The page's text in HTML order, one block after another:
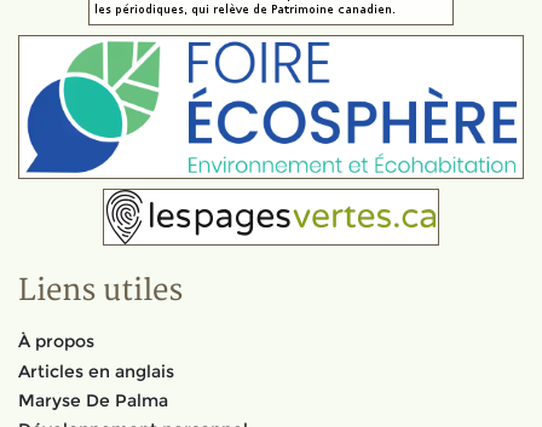
Liens utiles
À propos
Articles en anglais
Maryse De Palma